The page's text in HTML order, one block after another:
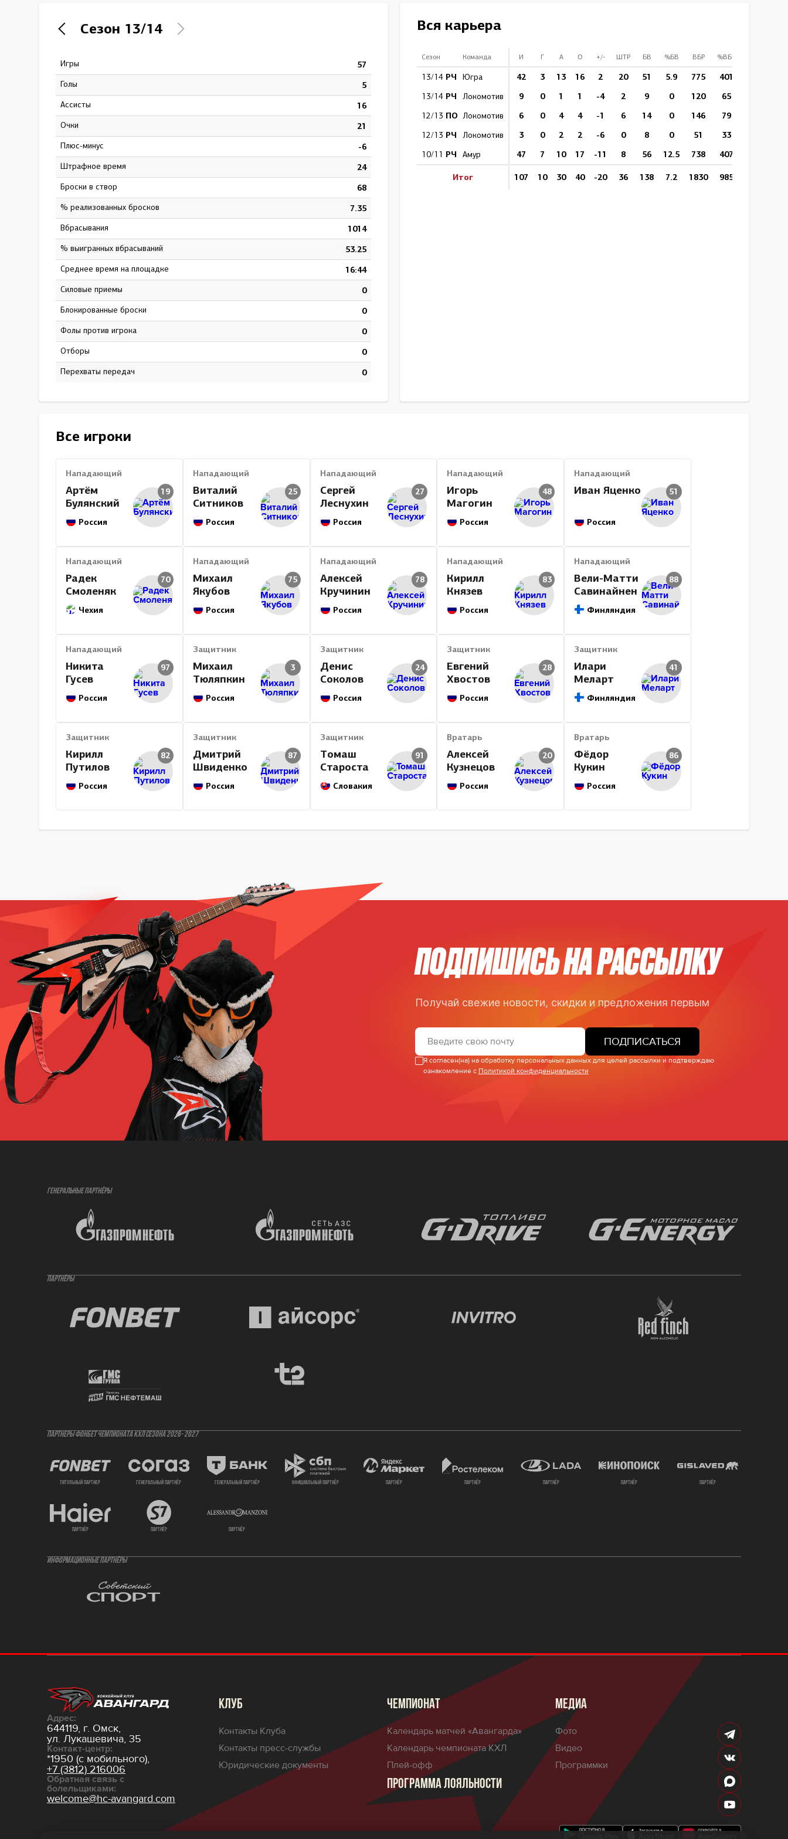
Северсталь
Сезон 13/14
Игры 57
Голы 5
Ассисты 16
Очки 21
Плюс-минус -6
штрафное время 24
Броски в створ 68
% реализованных бросков 7.35
Вбрасывания 1014
% выигранных вбрасываний 53.25
Среднее время на площадке 16:44
Силовые приемы 0
Блокированные броски 0
Фолы против игрока 0
Отборы 0
Перехваты передач 0
Вся карьера
Сезон Команда И Г А О +/- ШТР БВ %БВ ВБР %ВБР
13/14 РЧ Югра 42 3 13 16 2 20 51 5.9 775 401
13/14 РЧ Локомотив 9 0 1 1 -4 2 9 0 120 65
12/13 ПО Локомотив 6 0 4 4 -1 6 14 0 146 79
12/13 РЧ Локомотив 3 0 2 2 -6 0 8 0 51 33
10/11 РЧ Амур 47 7 10 17 -11 8 56 12.5 738 407
Итог 107 10 30 40 -20 36 138 7.2 1830 985
Все игроки
Нападающий
Артём
Булянский
Россия
19
Нападающий
Виталий
Ситников
Россия
25
Нападающий
Сергей
Леснухин
Россия
27
Нападающий
Игорь
Магогин
Россия
48
Нападающий
Иван Яценко
Россия
51
Нападающий
Радек
Смоленяк
Чехия
70
Нападающий
Михаил
Якубов
Россия
75
Нападающий
Алексей
Кручинин
Россия
78
Нападающий
Кирилл
Князев
Россия
83
Нападающий
Вели-Матти
Савинайнен
Финляндия
88
Нападающий
Никита
Гусев
Россия
97
Защитник
Михаил
Тюляпкин
Россия
3
Защитник
Денис
Соколов
Россия
24
Защитник
Евгений
Хвостов
Россия
28
Защитник
Илари
Меларт
Финляндия
41
Защитник
Кирилл
Путилов
Россия
82
Защитник
Дмитрий
Швиденко
Россия
87
Защитник
Томаш
Староста
Словакия
91
Вратарь
Алексей
Кузнецов
Россия
20
Вратарь
Фёдор
Кукин
Россия
86
ПОДПИШИСЬ НА РАССЫЛКУ
Получай свежие новости, скидки и предложения первым
ПОДПИСАТЬСЯ
Я согласен(на) на обработку персональных данных для целей рассылки и подтверждаю
ознакомление с Политикой конфиденциальности
ГЕНЕРАЛЬНЫЕ ПАРТНЁРЫ
ПАРТНЁРЫ
ПАРТНЕРЫ ФОНБЕТ ЧЕМПИОНАТА КХЛ СЕЗОНА 2026- 2027
титульный партнер генеральный партнёр генеральный партнёр официальный партнёр партнёр партнёр партнёр партнёр партнёр
партнёр партнёр партнёр
ИНФОРМАЦИОННЫЕ ПАРТНЁРЫ
Адрес:
644119, г. Омск,
ул. Лукашевича, 35
Контакт-центр:
*1950 (с мобильного),
+7 (3812) 216006
Обратная связь с
болельщиками:
welcome@hc-avangard.com
КЛУБ
Контакты Клуба
Контакты пресс-службы
Юридические документы
ЧЕМПИОНАТ
Календарь матчей «Авангарда»
Календарь чемпионата КХЛ
Плей-офф
ПРОГРАММА ЛОЯЛЬНОСТИ
МЕДИА
Фото
Видео
Программки